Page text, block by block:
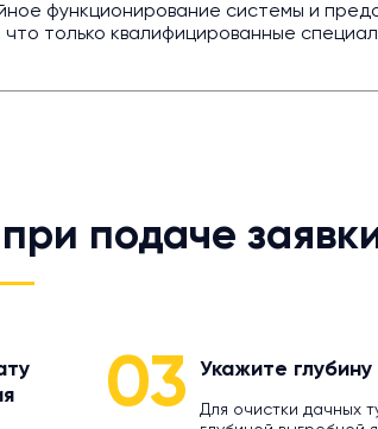
функционирование системы и
только квалифицированные
подаче
03 Укажите
Для очистки дачных